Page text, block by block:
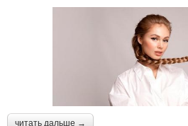
читать дальше →